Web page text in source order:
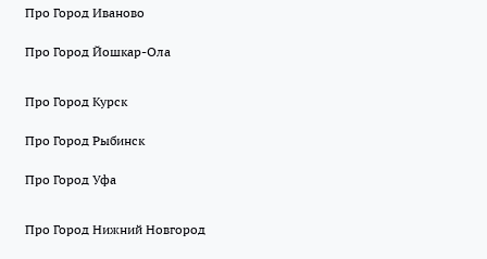
Про Город Иваново
Про Город Йошкар-Ола
Про Город Курск
Про Город Рыбинск
Про Город Уфа
Про Город Нижний Новгород